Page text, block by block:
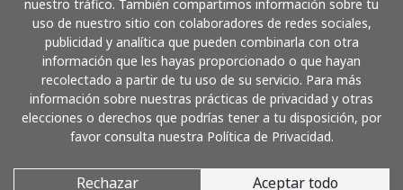
nuestro tráfico. También compartimos información sobre tu
uso de nuestro sitio con colaboradores de redes sociales,
publicidad y analítica que pueden combinarla con otra
información que les hayas proporcionado o que hayan
recolectado a partir de tu uso de su servicio. Para más
información sobre nuestras prácticas de privacidad y otras
elecciones o derechos que podrías tener a tu disposición, por
favor consulta nuestra Política de Privacidad.
Rechazar Aceptar todo
Paga con
© 2026 LlamaBolivia